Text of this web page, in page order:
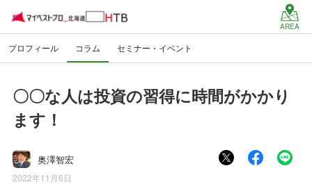
AREA
プロフィール コラム セミナー・イベント
〇〇な人は投資の習得に時間がかかり
ます！
奥澤智宏
2022年11月6日